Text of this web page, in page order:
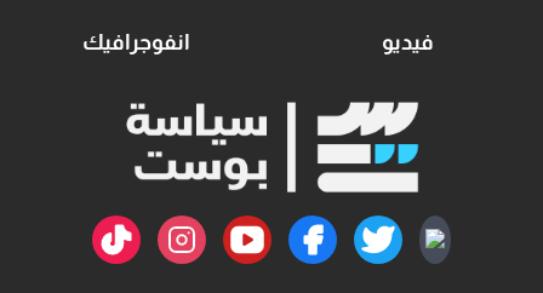
فيديو انفوجرافيك